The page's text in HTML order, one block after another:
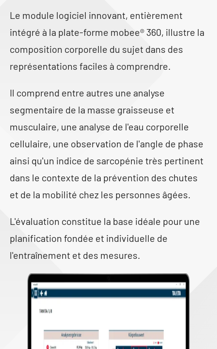
Le module logiciel innovant, entièrement
intégré à la plate-forme mobee® 360, illustre la
composition corporelle du sujet dans des
représentations faciles à comprendre.
Il comprend entre autres une analyse
segmentaire de la masse graisseuse et
musculaire, une analyse de l'eau corporelle
cellulaire, une observation de l'angle de phase
ainsi qu'un indice de sarcopénie très pertinent
dans le contexte de la prévention des chutes
et de la mobilité chez les personnes âgées.
L'évaluation constitue la base idéale pour une
planification fondée et individuelle de
l'entraînement et des mesures.